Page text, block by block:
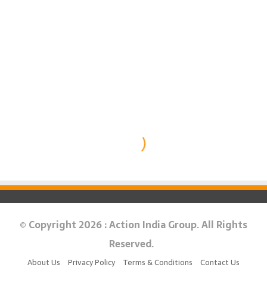
© Copyright 2026 : Action India Group. All Rights
Reserved.
About Us Privacy Policy Terms & Conditions Contact Us